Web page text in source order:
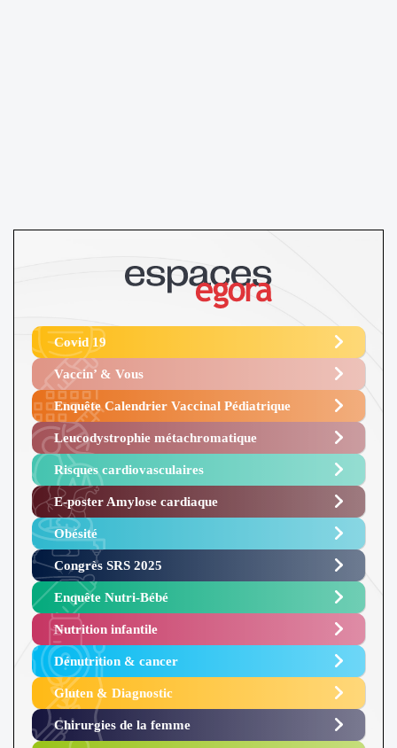
Covid 19
Vaccin’ & Vous
Enquête Calendrier Vaccinal Pédiatrique
Leucodystrophie métachromatique
Risques cardiovasculaires
E-poster Amylose cardiaque ​
Obésité ​
Congrès SRS 2025 ​
Enquête Nutri-Bébé ​
Nutrition infantile
Dénutrition & cancer
Gluten & Diagnostic
Chirurgies de la femme